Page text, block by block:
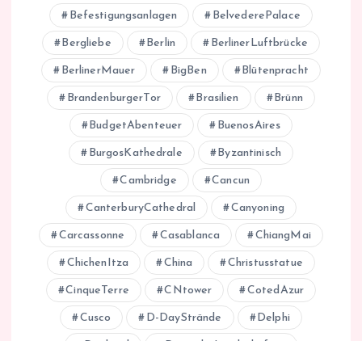
Befestigungsanlagen BelvederePalace
Bergliebe Berlin BerlinerLuftbrücke
BerlinerMauer BigBen Blütenpracht
BrandenburgerTor Brasilien Brünn
BudgetAbenteuer BuenosAires
BurgosKathedrale Byzantinisch
Cambridge Cancun
CanterburyCathedral Canyoning
Carcassonne Casablanca ChiangMai
ChichenItza China Christusstatue
CinqueTerre CNtower CotedAzur
Cusco D-DayStrände Delphi